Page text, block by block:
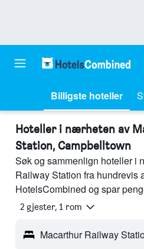
Billigste hoteller
Hoteller i nærheten av
Station, Campbelltown
Søk og sammenlign hoteller i
Railway Station fra hundrevis
HotelsCombined og spar
2 gjester, 1 rom